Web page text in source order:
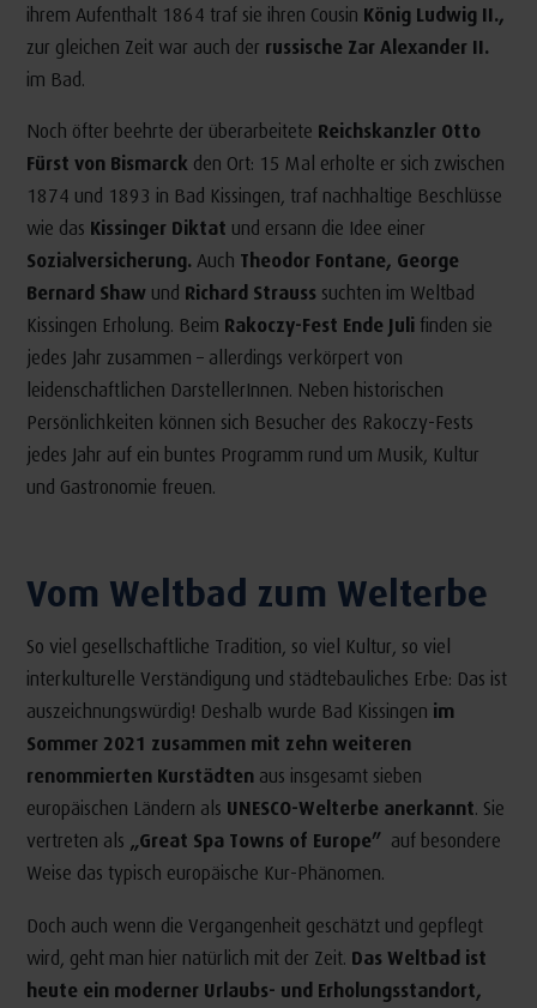
ihrem Aufenthalt 1864 traf sie ihren Cousin König Ludwig II.,
zur gleichen Zeit war auch der russische Zar Alexander II.
im Bad.
Noch öfter beehrte der überarbeitete Reichskanzler Otto
Fürst von Bismarck den Ort: 15 Mal erholte er sich zwischen
1874 und 1893 in Bad Kissingen, traf nachhaltige Beschlüsse
wie das Kissinger Diktat und ersann die Idee einer
Sozialversicherung.Auch Theodor Fontane, George
Bernard Shawund Richard Strausssuchten im Weltbad
Kissingen Erholung. Beim Rakoczy-Fest Ende Julifinden sie
jedes Jahr zusammen – allerdings verkörpert von
leidenschaftlichen DarstellerInnen. Neben historischen
Persönlichkeiten können sich Besucher des Rakoczy-Fests
jedes Jahr auf ein buntes Programm rund um Musik, Kultur
und Gastronomie freuen.
Vom Weltbad zum Welterbe
So viel gesellschaftliche Tradition, so viel Kultur, so viel
interkulturelle Verständigung und städtebauliches Erbe: Das ist
auszeichnungswürdig! Deshalb wurde Bad Kissingen im
Sommer 2021 zusammen mit zehn weiteren
renommierten Kurstädtenaus insgesamt sieben
europäischen Ländern als UNESCO-Welterbe anerkannt. Sie
vertreten als „Great Spa Towns of Europe”auf besondere
Weise das typisch europäische Kur-Phänomen.
Doch auch wenn die Vergangenheit geschätzt und gepflegt
wird, geht man hier natürlich mit der Zeit. Das Weltbad ist
heute ein moderner Urlaubs- und Erholungsstandort,